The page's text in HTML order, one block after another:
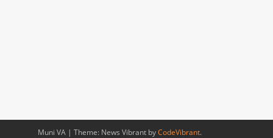
Muni VA | Theme: News Vibrant byCodeVibrant.